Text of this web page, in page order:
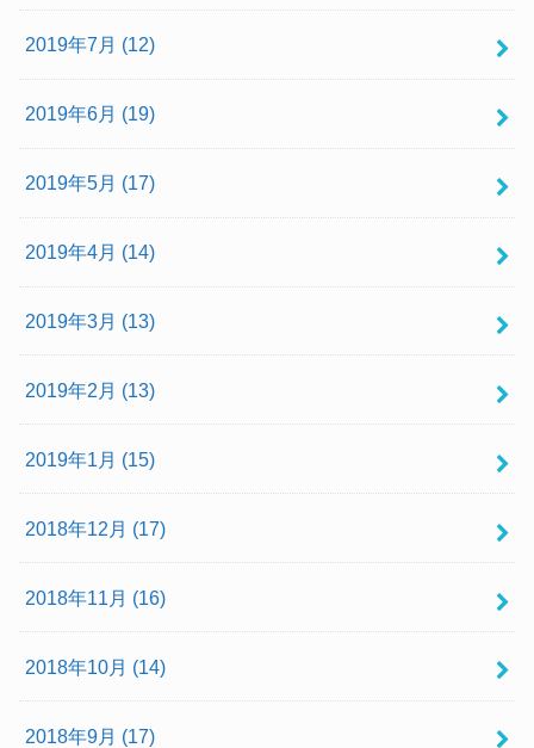
2019年7月 (12)
2019年6月 (19)
2019年5月 (17)
2019年4月 (14)
2019年3月 (13)
2019年2月 (13)
2019年1月 (15)
2018年12月 (17)
2018年11月 (16)
2018年10月 (14)
2018年9月 (17)